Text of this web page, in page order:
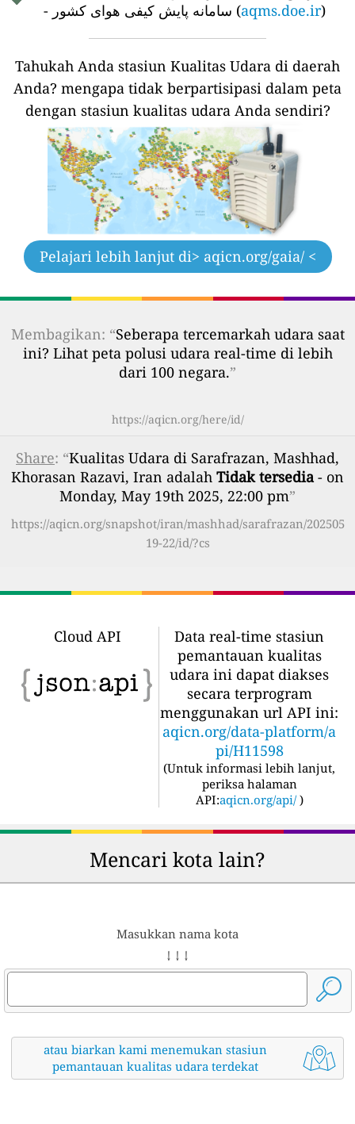
- سامانه پایش کیفی هوای کشور (aqms.doe.ir)
Tahukah Anda stasiun Kualitas Udara di daerah
Anda? mengapa tidak berpartisipasi dalam peta
dengan stasiun kualitas udara Anda sendiri?
Pelajari lebih lanjut di> aqicn.org/gaia/ <
Membagikan: “Seberapa tercemarkah udara saat
ini? Lihat peta polusi udara real-time di lebih
dari 100 negara.”
https://aqicn.org/here/id/
Share: “Kualitas Udara di Sarafrazan, Mashhad,
Khorasan Razavi, Iran adalah Tidak tersedia- on
Monday, May 19th 2025, 22:00 pm”
https://aqicn.org/snapshot/iran/mashhad/sarafrazan/202505
19-22/id/?cs
Cloud API
Data real-time stasiun
pemantauan kualitas
udara ini dapat diakses
secara terprogram
menggunakan url API ini:
aqicn.org/data-platform/a
pi/H11598
(Untuk informasi lebih lanjut,
periksa halaman
API:aqicn.org/api/ )
Mencari kota lain?
Masukkan nama kota
↓ ↓ ↓
atau biarkan kami menemukan stasiun
pemantauan kualitas udara terdekat